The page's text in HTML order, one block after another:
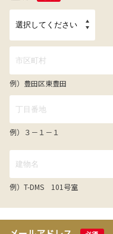
例）豊田区東豊田
例）３－１－１
例）T-DMS 101号室